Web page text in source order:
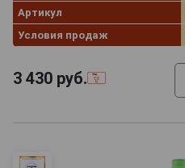
Артикул
Условия продаж
3 430 руб.